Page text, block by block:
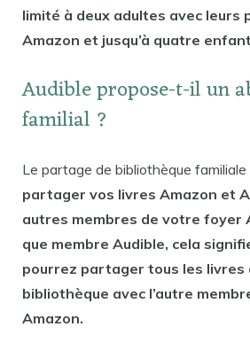
limité à deux adultes avec leurs
Amazon et jusqu’à quatre
Audible propose-t-il un
familial ?
Le partage de bibliothèque familiale
partager vos livres Amazon et
autres membres de votre foyer
que membre Audible, cela
pourrez partager tous les livres
bibliothèque avec l’autre
Amazon.